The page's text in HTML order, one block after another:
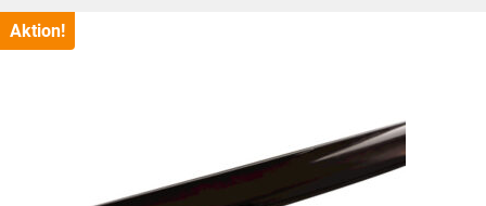
Aktion!